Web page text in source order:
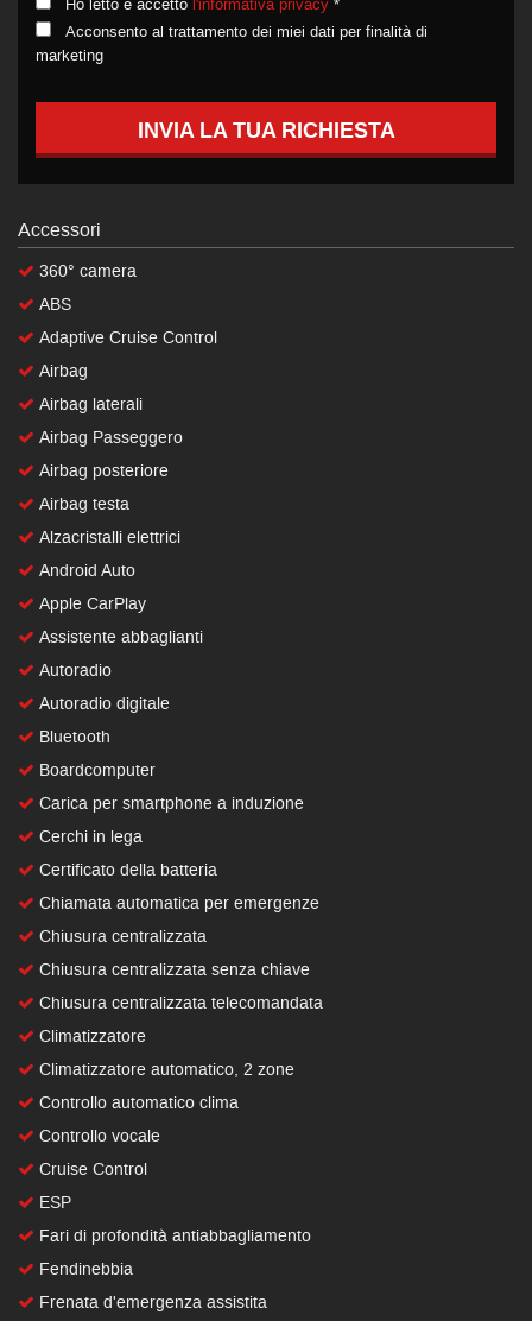
Acconsento al trattamento dei miei dati per finalità di
marketing
INVIA LA TUA RICHIESTA
Accessori
360° camera
ABS
Adaptive Cruise Control
Airbag
Airbag laterali
Airbag Passeggero
Airbag posteriore
Airbag testa
Alzacristalli elettrici
Android Auto
Apple CarPlay
Assistente abbaglianti
Autoradio
Autoradio digitale
Bluetooth
Boardcomputer
Carica per smartphone a induzione
Cerchi in lega
Certificato della batteria
Chiamata automatica per emergenze
Chiusura centralizzata
Chiusura centralizzata senza chiave
Chiusura centralizzata telecomandata
Climatizzatore
Climatizzatore automatico, 2 zone
Controllo automatico clima
Controllo vocale
Cruise Control
ESP
Fari di profondità antiabbagliamento
Fendinebbia
Frenata d'emergenza assistita